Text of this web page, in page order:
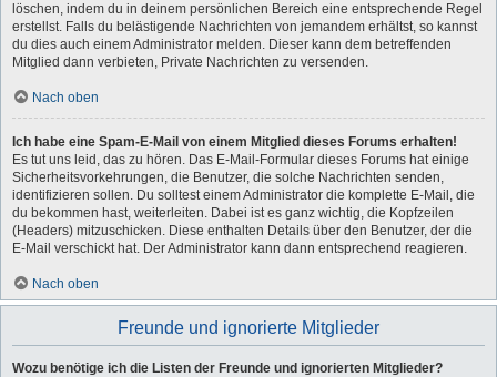
löschen, indem du in deinem persönlichen Bereich eine entsprechende Regel
erstellst. Falls du belästigende Nachrichten von jemandem erhältst, so kannst
du dies auch einem Administrator melden. Dieser kann dem betreffenden
Mitglied dann verbieten, Private Nachrichten zu versenden.
Nach oben
Ich habe eine Spam-E-Mail von einem Mitglied dieses Forums erhalten!
Es tut uns leid, das zu hören. Das E-Mail-Formular dieses Forums hat einige
Sicherheitsvorkehrungen, die Benutzer, die solche Nachrichten senden,
identifizieren sollen. Du solltest einem Administrator die komplette E-Mail, die
du bekommen hast, weiterleiten. Dabei ist es ganz wichtig, die Kopfzeilen
(Headers) mitzuschicken. Diese enthalten Details über den Benutzer, der die
E-Mail verschickt hat. Der Administrator kann dann entsprechend reagieren.
Nach oben
Freunde und ignorierte Mitglieder
Wozu benötige ich die Listen der Freunde und ignorierten Mitglieder?